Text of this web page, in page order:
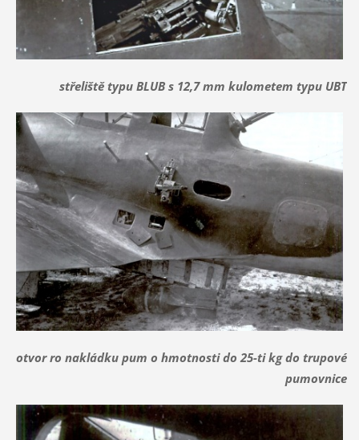
střeliště typu BLUB s 12,7 mm kulometem typu UBT
otvor ro nakládku pum o hmotnosti do 25-ti kg do trupové
pumovnice